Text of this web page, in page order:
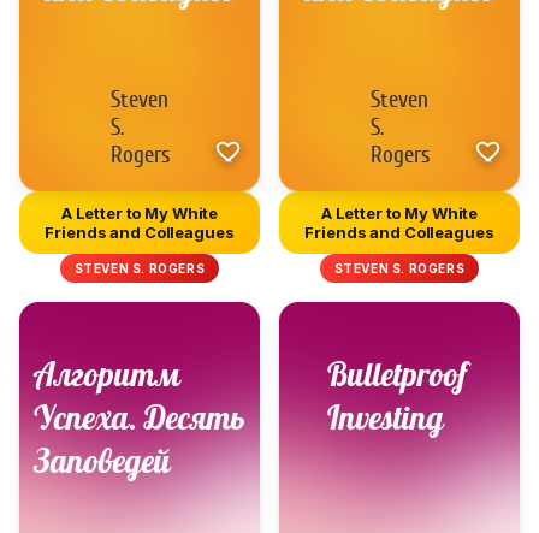
A Letter to My White
Friends and Colleagues
STEVEN S. ROGERS
A Letter to My White
Friends and Colleagues
STEVEN S. ROGERS